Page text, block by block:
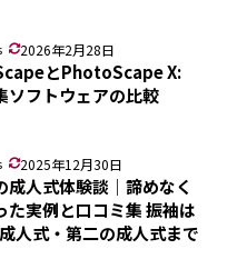
2026年2月28日
とPhotoScape X:
ソフトウェアの比較
2025年12月30日
成人式体験談｜諦めなく
た実例と口コミ集 振袖は
人式・第二の成人式まで